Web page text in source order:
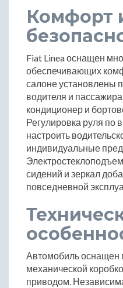
Комфорт
Fiat Linea оснащен
обеспечивающих
салоне установлены
водителя и
кондиционер и
Регулировка руля по
настроить
индивидуальные
сидений и зеркал
повседневной
Автомобиль оснащен
механической
приводом.